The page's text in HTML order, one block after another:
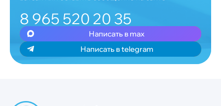
8 965 520 20 35
Написать в max
Написать в telegram